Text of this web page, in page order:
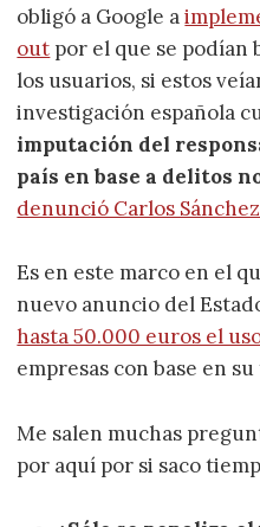
obligó a Google a
out por el que se
los usuarios, si estos
investigación española
imputación del
país en base a delitos
denunció Carlos
Es en este marco en el
nuevo anuncio del
hasta 50.000 euros el
empresas con base en
Me salen muchas
por aquí por si saco